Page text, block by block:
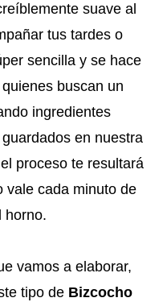
suave al
tus tardes o
sencilla y se hace
buscan un
ingredientes
en nuestra
proceso te resultará
vale cada minuto de
horno.
vamos a elaborar,
tipo de Bizcocho